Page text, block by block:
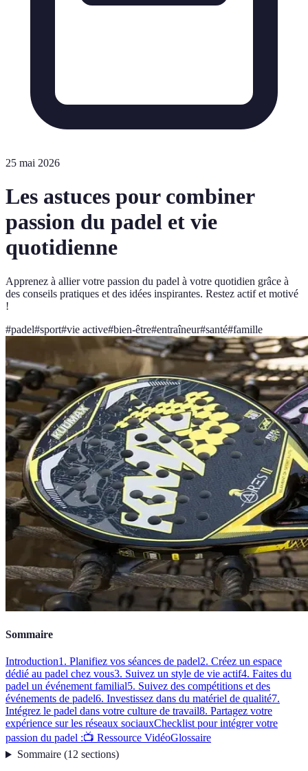
25 mai 2026
Les astuces pour combiner
passion du padel et vie
quotidienne
Apprenez à allier votre passion du padel à votre quotidien grâce à
des conseils pratiques et des idées inspirantes. Restez actif et motivé
!
#padel#sport#vie active#bien-être#entraîneur#santé#famille
Sommaire
Introduction1. Planifiez vos séances de padel2. Créez un espace
dédié au padel chez vous3. Suivez un style de vie actif4. Faites du
padel un événement familial5. Suivez des compétitions et des
événements de padel6. Investissez dans du matériel de qualité7.
Intégrez le padel dans votre culture de travail8. Partagez votre
expérience sur les réseaux sociauxChecklist pour intégrer votre
passion du padel :📺 Ressource VidéoGlossaire
Sommaire(12 sections)